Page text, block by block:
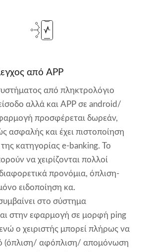
από APP
από πληκτρολόγιο
αλλά και APP σε android/
προσφέρεται δωρεάν,
ασφαλής και έχει πιστοποίηση
κατηγορίας e-banking. Το
να χειρίζονται πολλοί
προνόμια, όπλιση-
ειδοποίηση κα.
στο σύστημα
στην εφαρμογή σε μορφή ping
ο χειριστής μπορεί πλήρως να
(όπλιση/ αφόπλιση/ απομόνωση